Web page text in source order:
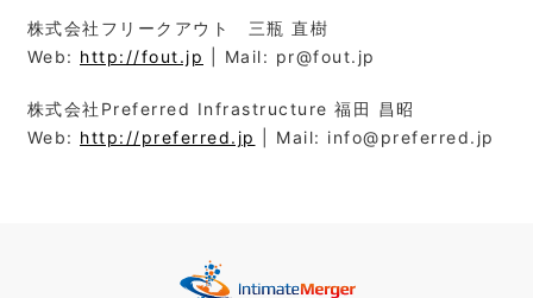
株式会社フリークアウト 三瓶 直樹
Web: http://fout.jp | Mail: pr@fout.jp
株式会社Preferred Infrastructure 福田 昌昭
Web: http://preferred.jp | Mail: info@preferred.jp